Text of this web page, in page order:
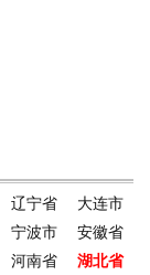
辽宁省
大连市
宁波市
安徽省
河南省
湖北省